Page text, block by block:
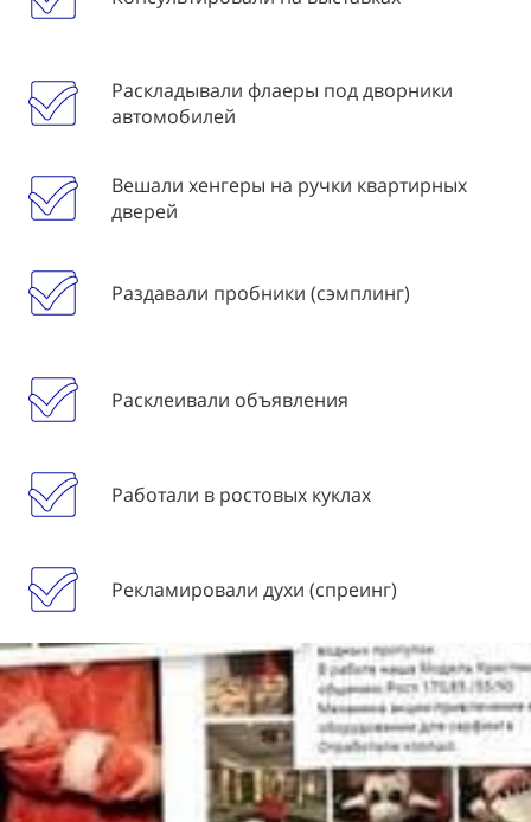
Раскладывали флаеры под дворники
автомобилей
Вешали хенгеры на ручки квартирных
дверей
Раздавали пробники (сэмплинг)
Расклеивали объявления
Работали в ростовых куклах
Рекламировали духи (спреинг)